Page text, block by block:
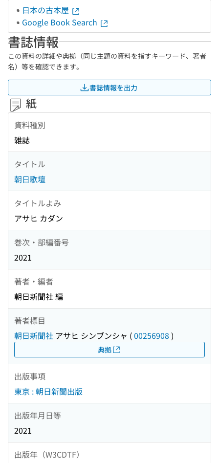
日本の古本屋
Google Book Search
書誌情報
この資料の詳細や典拠（同じ主題の資料を指すキーワード、著者
名）等を確認できます。
書誌情報を出力
紙
資料種別
雑誌
タイトル
朝日歌壇
タイトルよみ
アサヒ カダン
巻次・部編番号
2021
著者・編者
朝日新聞社 編
著者標目
朝日新聞社 アサヒ シンブンシャ (00256908 )
典拠
出版事項
東京 : 朝日新聞出版
出版年月日等
2021
出版年（W3CDTF）